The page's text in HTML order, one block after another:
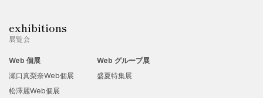
exhibitions
展覧会
Web 個展
瀬口真梨奈Web個展
松澤麗Web個展
Web グループ展
盛夏特集展